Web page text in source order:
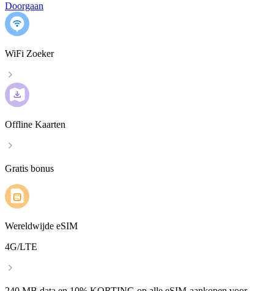
Doorgaan
WiFi Zoeker
Offline Kaarten
Gratis bonus
Wereldwijde eSIM
4G/LTE